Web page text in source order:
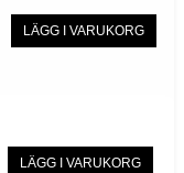
LÄGG I VARUKORG
LÄGG I VARUKORG